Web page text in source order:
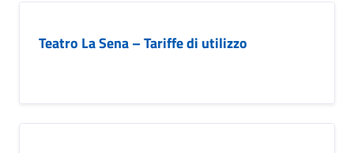
Teatro La Sena – Tariffe di utilizzo